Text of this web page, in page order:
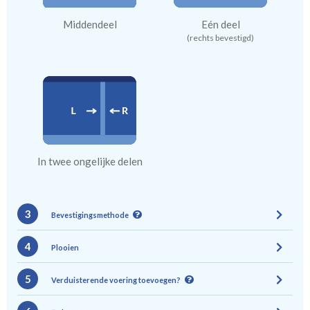
Middendeel Eén deel
(rechts bevestigd)
In twee ongelijke delen
3 Bevestigingsmethode
4 Plooien
5 Verduisterende voering toevoegen?